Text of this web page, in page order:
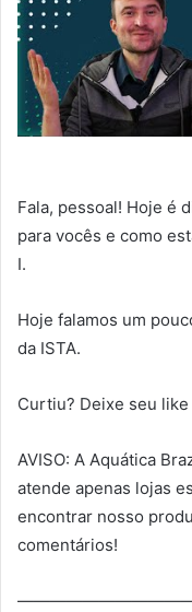
Fala, pessoal! Hoje é
para vocês e como
I.
Hoje falamos um
da ISTA.
Curtiu? Deixe seu
AVISO: A Aquática
atende apenas lojas
encontrar nosso
comentários!